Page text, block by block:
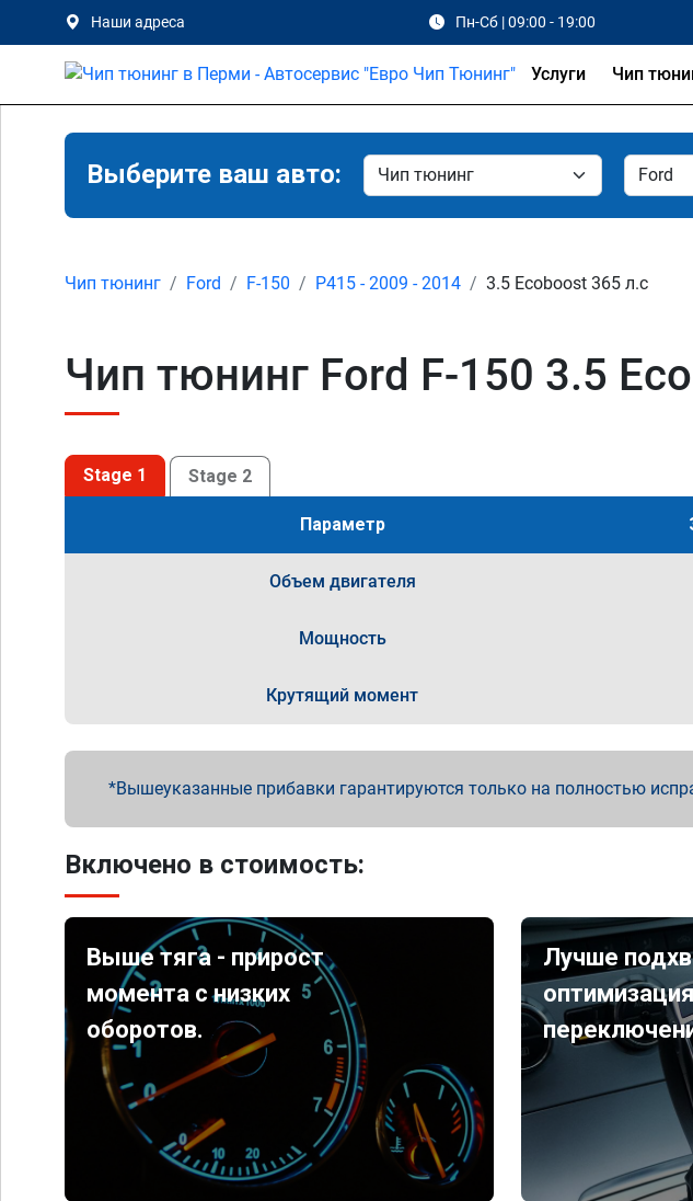
Наши адреса Пн-Сб | 09:00 - 19:00
Услуги Чип
Выберите ваш авто:
Чип тюнинг Ford F-150 P415 - 2009 - 2014 3.5 Ecoboost 365 л.с
Чип тюнинг Ford F-150 3.5
Stage 1 Stage 2
Параметр
Объем двигателя
Мощность
Крутящий момент
Вышеуказанные прибавки гарантируются только на полностью
Включено в стоимость:
Выше тяга - прирост
момента с низких
оборотов.
Лучше
оптимизация